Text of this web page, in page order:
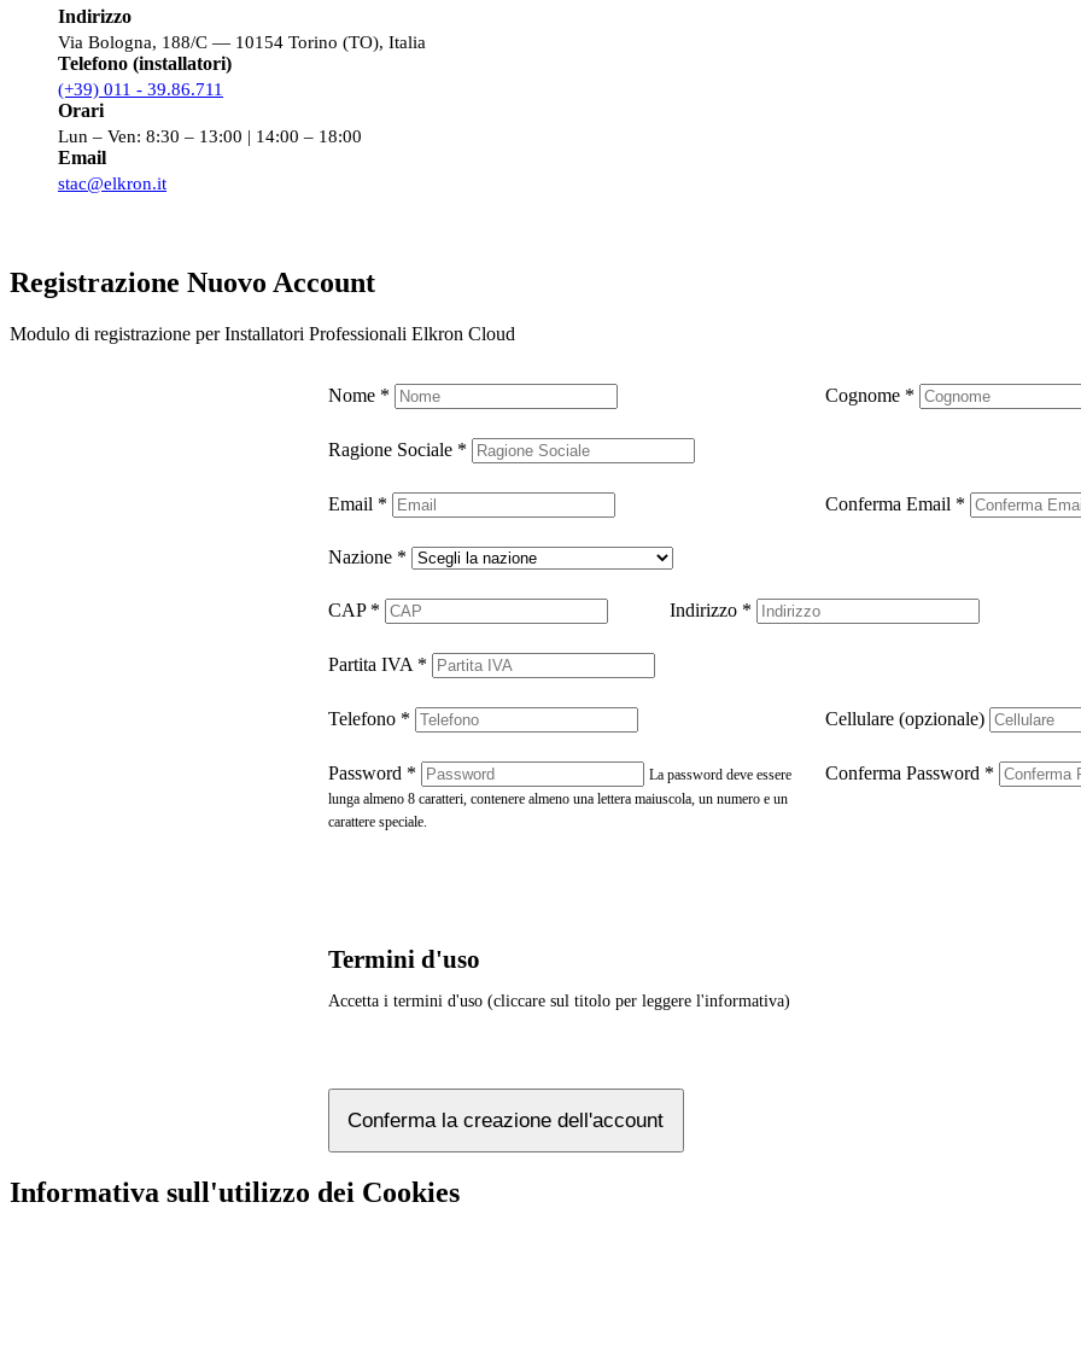
Indirizzo
Via Bologna, 188/C — 10154 Torino (TO), Italia
Telefono (installatori)
(+39) 011 - 39.86.711
Orari
Lun – Ven: 8:30 – 13:00 | 14:00 – 18:00
Email
stac@elkron.it
Registrazione Nuovo Account
Modulo di registrazione per Installatori Professionali Elkron Cloud
Nome * Cognome *
Ragione Sociale *
Email * Conferma Email *
Nazione *
CAP * Indirizzo *
Partita IVA *
Telefono * Cellulare (opzionale)
Password *
La password deve essere
lunga almeno 8 caratteri, contenere almeno una lettera maiuscola, un numero e un
carattere speciale.
Conferma Password *
Termini d'uso
Accetta i termini d'uso (cliccare sul titolo per leggere l'informativa)
Conferma la creazione dell'account
Informativa sull'utilizzo dei Cookies